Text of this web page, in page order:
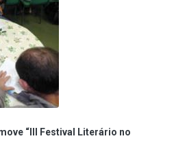
“III Festival Literário no